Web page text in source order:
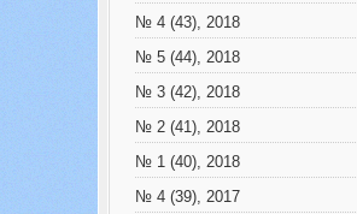
№ 4 (43), 2018
№ 5 (44), 2018
№ 3 (42), 2018
№ 2 (41), 2018
№ 1 (40), 2018
№ 4 (39), 2017